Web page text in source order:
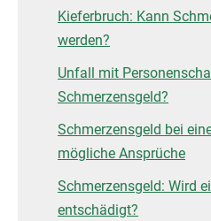
Kieferbruch: Kann
werden?
Unfall mit
Schmerzensgeld?
Schmerzensgeld bei
mögliche Ansprüche
Schmerzensgeld: Wird
entschädigt?